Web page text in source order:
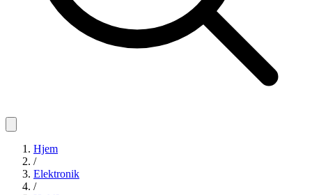
Hjem
/
Elektronik
/